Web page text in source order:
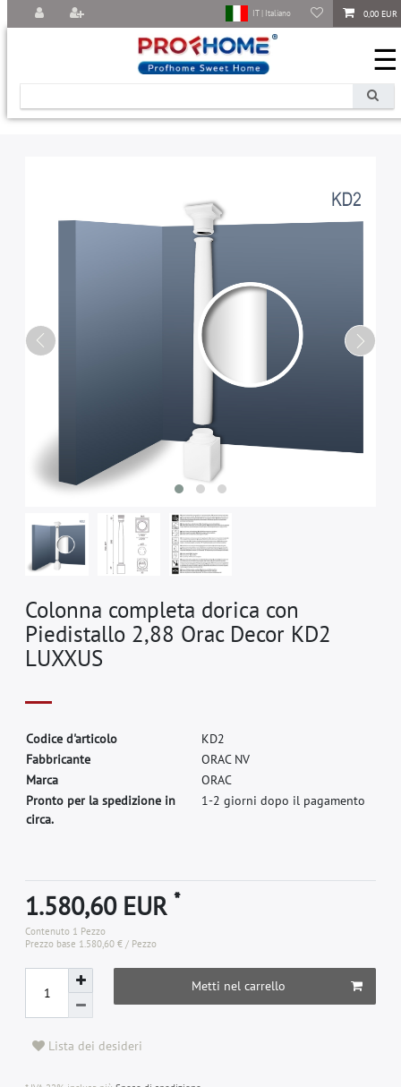
0,00 EUR
IT | Italiano
☰
Colonna completa dorica con
Piedistallo 2,88 Orac Decor KD2
LUXXUS
Codice d'articolo KD2
Fabbricante ORAC NV
Marca ORAC
Pronto per la spedizione in
circa.
1-2 giorni dopo il pagamento
1.580,60 EUR*
Contenuto 1 Pezzo
Prezzo base 1.580,60 € / Pezzo
Metti nel carrello
Lista dei desideri